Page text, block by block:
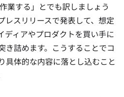
業する」とでも訳しましょう
レスリリースで発表して、想定
ディアやプロダクトを買い手に
き詰めます。こうすることでコ
具体的な内容に落とし込むこと